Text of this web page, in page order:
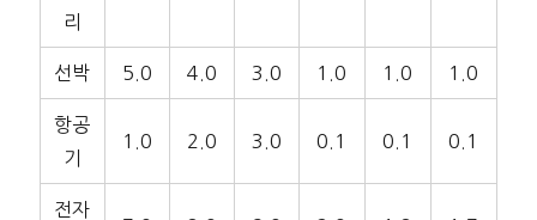
리
선박 5.0 4.0 3.0 1.0 1.0 1.0
항공
기
1.0 2.0 3.0 0.1 0.1 0.1
전자